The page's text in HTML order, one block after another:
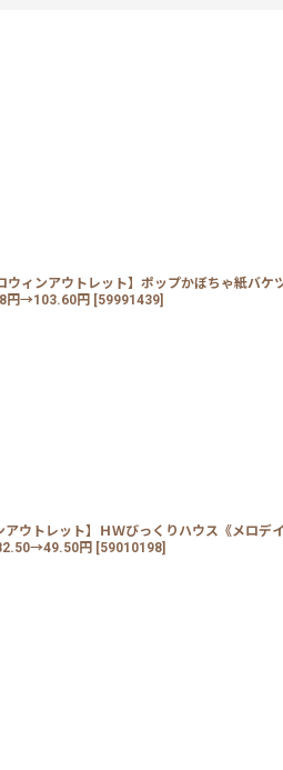
ウィンアウトレット】ポップかぼちゃ紙バ
→103.60円 [59991439]
ウトレット】ＨＷびっくりハウス《メロデイ
円 [59010198]